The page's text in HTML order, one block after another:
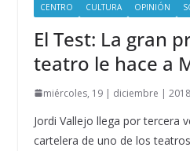
CENTRO CULTURA OPINIÓN
El Test: La gran
teatro le hace a
miércoles, 19 | diciembre | 2018
Jordi Vallejo llega por tercera
cartelera de uno de los